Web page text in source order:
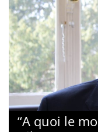
“A quoi le